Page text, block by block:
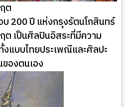
ต
บ 200 ปี แห่งกรุงรัตนโกสินทร์
ต เป็นศิลปินอิสระที่มีความ
แบบไทยประเพณีและศิลปะ
องตนเอง